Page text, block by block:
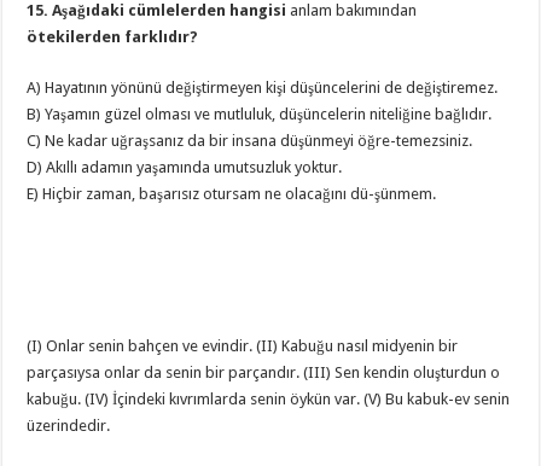
15. Aşağıdaki cümlelerden hangisi anlam bakımından
ötekilerden farklıdır?
A) Hayatının yönünü değiştirmeyen kişi düşüncelerini de değiştiremez.
B) Yaşamın güzel olması ve mutluluk, düşüncelerin niteliğine bağlıdır.
C) Ne kadar uğraşsanız da bir insana düşünmeyi öğre-temezsiniz.
D) Akıllı adamın yaşamında umutsuzluk yoktur.
E) Hiçbir zaman, başarısız otursam ne olacağını dü-şünmem.
(I) Onlar senin bahçen ve evindir. (II) Kabuğu nasıl midyenin bir
parçasıysa onlar da senin bir parçandır. (III) Sen kendin oluşturdun o
kabuğu. (IV) İçindeki kıvrımlarda senin öykün var. (V) Bu kabuk-ev senin
üzerindedir.